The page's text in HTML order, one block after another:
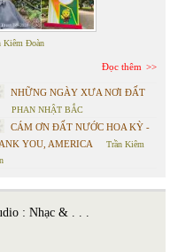
Kiêm Đoàn
Đọc thêm
NHỮNG NGÀY XƯA NƠI ĐẤT
PHAN NHẬT BẮC
CÁM ƠN ĐẤT NƯỚC HOA KỲ -
YOU, AMERICA
Trần Kiêm
: Nhạc & . . .